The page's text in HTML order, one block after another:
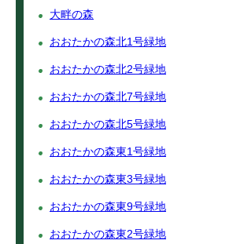
大畔の森
おおたかの森北1号緑地
おおたかの森北2号緑地
おおたかの森北7号緑地
おおたかの森北5号緑地
おおたかの森東1号緑地
おおたかの森東3号緑地
おおたかの森東9号緑地
おおたかの森東2号緑地